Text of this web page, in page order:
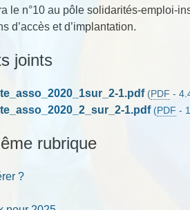
le n°10 au pôle solidarités-emploi-
d’accès et d’implantation.
joints
1.pdf (PDF -
1.pdf (PDF -
rubrique
?